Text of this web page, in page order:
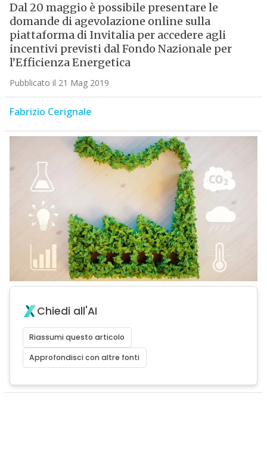
Dal 20 maggio è possibile presentare le
domande di agevolazione online sulla
piattaforma di Invitalia per accedere agli
incentivi previsti dal Fondo Nazionale per
l’Efficienza Energetica
Pubblicato il 21 Mag 2019
Fabrizio Cerignale
Chiedi all'AI
Riassumi questo articolo
Approfondisci con altre fonti